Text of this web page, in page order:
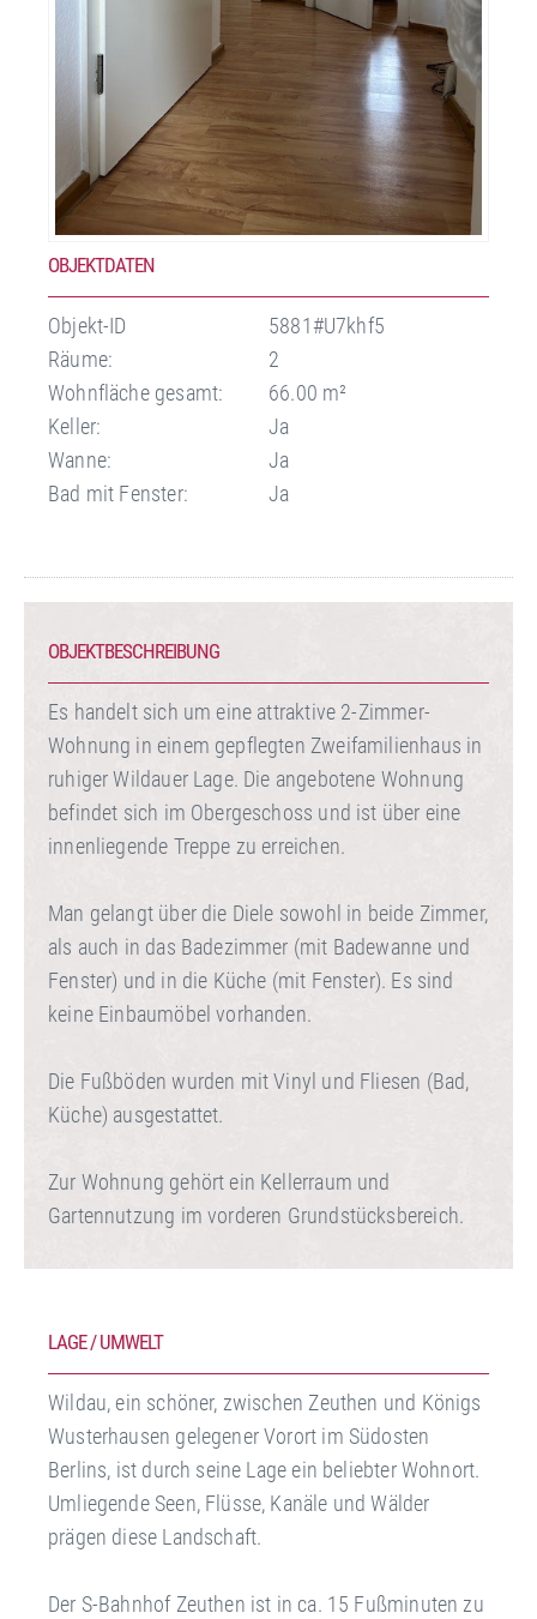
OBJEKTDATEN
Objekt-ID
5881#U7khf5
Räume:
2
Wohnfläche gesamt:
66.00 m²
Keller:
Ja
Wanne:
Ja
Bad mit Fenster:
Ja
OBJEKTBESCHREIBUNG
Es handelt sich um eine attraktive 2-Zimmer-
Wohnung in einem gepflegten Zweifamilienhaus in
ruhiger Wildauer Lage. Die angebotene Wohnung
befindet sich im Obergeschoss und ist über eine
innenliegende Treppe zu erreichen.
Man gelangt über die Diele sowohl in beide Zimmer,
als auch in das Badezimmer (mit Badewanne und
Fenster) und in die Küche (mit Fenster). Es sind
keine Einbaumöbel vorhanden.
Die Fußböden wurden mit Vinyl und Fliesen (Bad,
Küche) ausgestattet.
Zur Wohnung gehört ein Kellerraum und
Gartennutzung im vorderen Grundstücksbereich.
LAGE / UMWELT
Wildau, ein schöner, zwischen Zeuthen und Königs
Wusterhausen gelegener Vorort im Südosten
Berlins, ist durch seine Lage ein beliebter Wohnort.
Umliegende Seen, Flüsse, Kanäle und Wälder
prägen diese Landschaft.
Der S-Bahnhof Zeuthen ist in ca. 15 Fußminuten zu